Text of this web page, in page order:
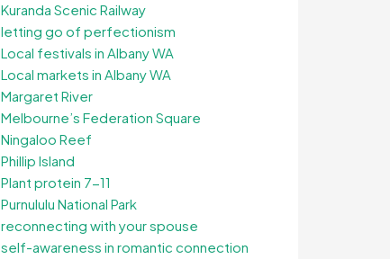
Kuranda Scenic Railway
letting go of perfectionism
Local festivals in Albany WA
Local markets in Albany WA
Margaret River
Melbourne’s Federation Square
Ningaloo Reef
Phillip Island
Plant protein 7-11
Purnululu National Park
reconnecting with your spouse
self-awareness in romantic connection